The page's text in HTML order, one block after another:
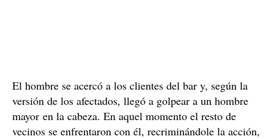
El hombre se acercó a los clientes del bar y, según la
versión de los afectados, llegó a golpear a un hombre
mayor en la cabeza. En aquel momento el resto de
vecinos se enfrentaron con él, recriminándole la acción,